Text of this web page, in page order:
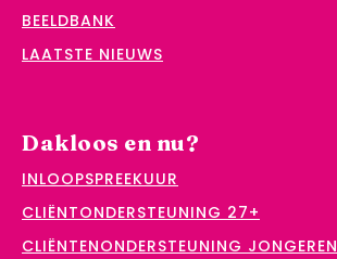
BEELDBANK
LAATSTE NIEUWS
Dakloos en nu?
INLOOPSPREEKUUR
CLIËNTONDERSTEUNING 27+
CLIËNTENONDERSTEUNING JONGEREN